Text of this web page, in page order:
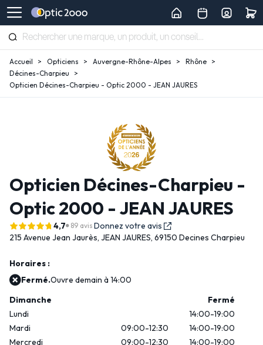
Accueil Opticiens Auvergne-Rhône-Alpes
Rhône
Décines-Charpieu
Opticien Décines-Charpieu - Optic 2000 - JEAN JAURES
Opticien Décines-Charpieu -
Optic 2000 - JEAN JAURES
4,7 89 avis Donnez votre avis
215 Avenue Jean Jaurès, JEAN JAURES, 69150 Decines Charpieu
Horaires :
Fermé.Ouvre demain à 14:00
Dimanche
Fermé
Lundi
14:00-19:00
Mardi
09:00-12:30
14:00-19:00
Mercredi
09:00-12:30
14:00-19:00